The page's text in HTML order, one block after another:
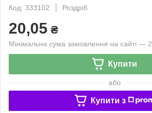
Код: 333102
Роздріб
20,05 ₴
Мінімальна сума замовлення на сайті —
Купити
або
Купити з